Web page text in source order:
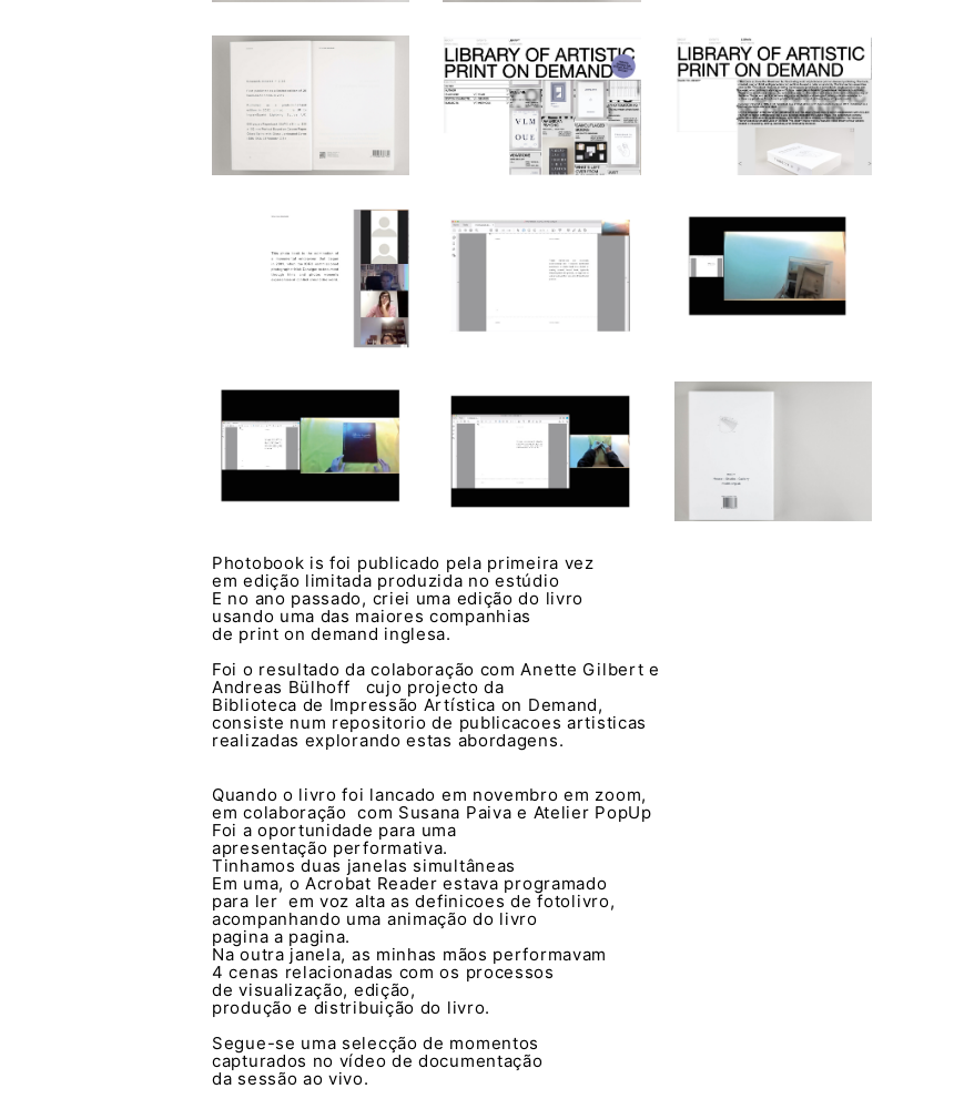
Photobook is foi publicado pela primeira vez
em edição limitada produzida no estúdio
E no ano passado, criei uma edição do livro
usando uma das maiores companhias
de print on demand inglesa.
Foi o resultado da colaboração com Anette Gilbert e
Andreas Bülhoff cujo projecto da
Biblioteca de Impressão Artística on Demand,
consiste num repositorio de publicacoes artisticas
realizadas explorando estas abordagens.
Quando o livro foi lancado em novembro em zoom,
em colaboração com Susana Paiva e Atelier PopUp
Foi a oportunidade para uma
apresentação performativa.
Tinhamos duas janelas simultâneas
Em uma, o Acrobat Reader estava programado
para ler em voz alta as definicoes de fotolivro,
acompanhando uma animação do livro
pagina a pagina.
Na outra janela, as minhas mãos performavam
4 cenas relacionadas com os processos
de visualização, edição,
produção e distribuição do livro.
Segue-se uma selecção de momentos
capturados no vídeo de documentação
da sessão ao vivo.